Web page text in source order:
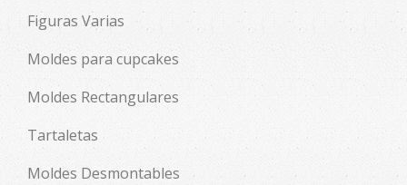
Figuras Varias
Moldes para cupcakes
Moldes Rectangulares
Tartaletas
Moldes Desmontables